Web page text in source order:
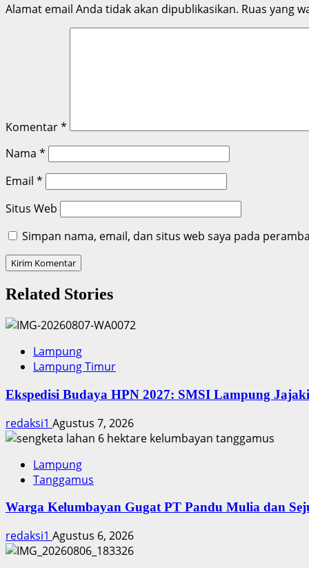
Alamat email Anda tidak akan dipublikasikan. Ruas yang
Komentar*
Nama *
Email *
Situs Web
Simpan nama, email, dan situs web saya pada
Related Stories
Lampung
Lampung Timur
Ekspedisi Budaya HPN 2027: SMSI Lampung
redaksi1 Agustus 7, 2026
Lampung
Tanggamus
Warga Kelumbayan Gugat PT Pandu Mulia dan
redaksi1 Agustus 6, 2026